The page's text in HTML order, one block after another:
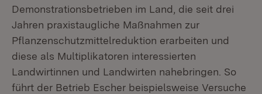
Demonstrationsbetrieben im Land, die seit drei
Jahren praxistaugliche Maßnahmen zur
Pflanzenschutzmittelreduktion erarbeiten und
diese als Multiplikatoren interessierten
Landwirtinnen und Landwirten nahebringen. So
führt der Betrieb Escher beispielsweise Versuche